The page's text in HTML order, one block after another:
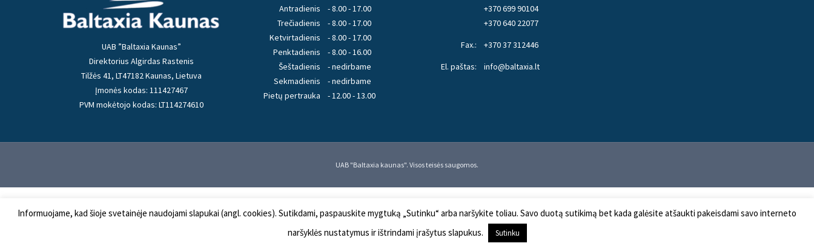
UAB ”Baltaxia Kaunas”
Direktorius Algirdas Rastenis
Tilžės 41, LT47182 Kaunas, Lietuva
Įmonės kodas: 111427467
PVM mokėtojo kodas: LT114274610
Antradienis
Trečiadienis
Ketvirtadienis
Penktadienis
Šeštadienis
Sekmadienis
Pietų pertrauka
- 8.00 - 17.00
- 8.00 - 17.00
- 8.00 - 17.00
- 8.00 - 16.00
- nedirbame
- nedirbame
- 12.00 - 13.00
+370 699 90104
+370 640 22077
Fax.:
+370 37 312446
El. paštas:
info@baltaxia.lt
UAB "Baltaxia kaunas". Visos teisės saugomos.
Informuojame, kad šioje svetainėje naudojami slapukai (angl. cookies). Sutikdami, paspauskite mygtuką „Sutinku“ arba naršykite toliau. Savo duotą sutikimą bet kada galėsite atšaukti pakeisdami savo interneto
naršyklės nustatymus ir ištrindami įrašytus slapukus.
Sutinku